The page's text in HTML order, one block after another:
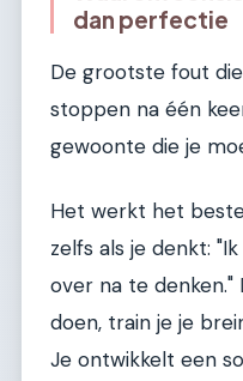
dan perfectie
De grootste fout
stoppen na één
gewoonte die je
Het werkt het
zelfs als je denkt:
over na te
doen, train je je
Je ontwikkelt een